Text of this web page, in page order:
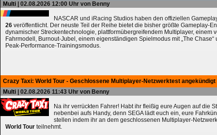
Multi | 02.08.2026 12:00 Uhr von Benny
NASCAR und iRacing Studios haben den offiziellen
26 veröffentlicht. Der neuste Teil der Reihe bietet die bisher größte Gameplay-
dynamischer Streckentechnologie, plattformübergreifendem Multiplayer, einem
Fahrmodell, Burnout-Jubel, einem eigenständigen Spielmodus mit „The
Peak-Performance-Trainingsmodus.
Crazy Taxi: World Tour - Geschlossene Multiplayer-Netzwerktest angekündigt
Multi | 02.08.2026 11:43 Uhr von Benny
Na ihr verrückten Fahrer! Habt ihr fleißig eure Augen auf die
nebenbei aufs Handy, denn SEGA lädt euch ein, eure
stellen indem ihr an dem geschlossenen Multiplayer-
World Tour teilnehmt.